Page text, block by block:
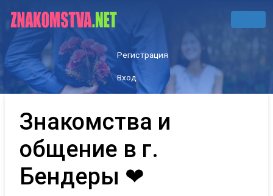
Регистрация
Вход
Знакомства и
общение в г.
Бендеры ❤